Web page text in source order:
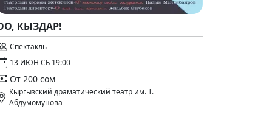
КЫЗДАР!
Спектакль
13 ИЮН СБ 19:00
От 200 сом
Кыргызский драматический театр им. Т.
Абдумомунова